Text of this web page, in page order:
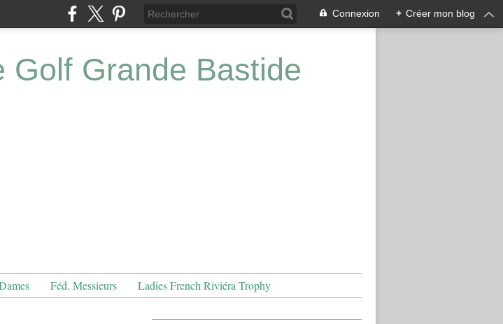
Connexion + Créer mon blog
Grande Bastide
Féd. Messieurs Ladies French Riviéra Trophy